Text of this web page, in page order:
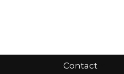
Contact